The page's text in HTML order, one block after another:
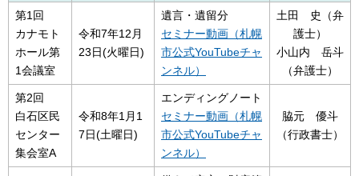
第1回
カナモト
ホール第
1会議室
令和7年12月
23日(火曜日)
遺言・遺留分
セミナー動画（札幌
市公式YouTubeチャ
ンネル）
土田 史（弁
護士）
小山内 岳斗
（弁護士）
第2回
白石区民
センター
集会室A
令和8年1月1
7日(土曜日)
エンディングノート
セミナー動画（札幌
市公式YouTubeチャ
ンネル）
脇元 優斗
（行政書士）